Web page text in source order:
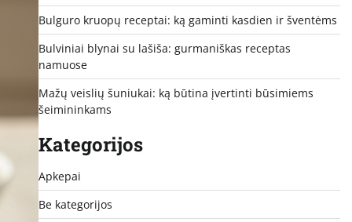
Bulguro kruopų receptai: ką gaminti kasdien ir šventėms
Bulviniai blynai su lašiša: gurmaniškas receptas
namuose
Mažų veislių šuniukai: ką būtina įvertinti būsimiems
šeimininkams
Kategorijos
Apkepai
Be kategorijos